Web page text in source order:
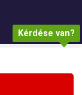
Kérdése van?